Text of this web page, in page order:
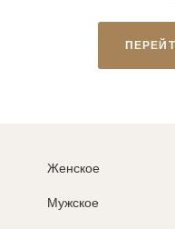
Женское
Мужское